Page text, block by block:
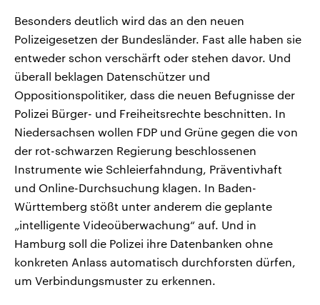
Besonders deutlich wird das an den neuen
Polizeigesetzen der Bundesländer. Fast alle haben sie
entweder schon verschärft oder stehen davor. Und
überall beklagen Datenschützer und
Oppositionspolitiker, dass die neuen Befugnisse der
Polizei Bürger- und Freiheitsrechte beschnitten. In
Niedersachsen wollen FDP und Grüne gegen die von
der rot-schwarzen Regierung beschlossenen
Instrumente wie Schleierfahndung, Präventivhaft
und Online-Durchsuchung klagen. In Baden-
Württemberg stößt unter anderem die geplante
„intelligente Videoüberwachung“ auf. Und in
Hamburg soll die Polizei ihre Datenbanken ohne
konkreten Anlass automatisch durchforsten dürfen,
um Verbindungsmuster zu erkennen.